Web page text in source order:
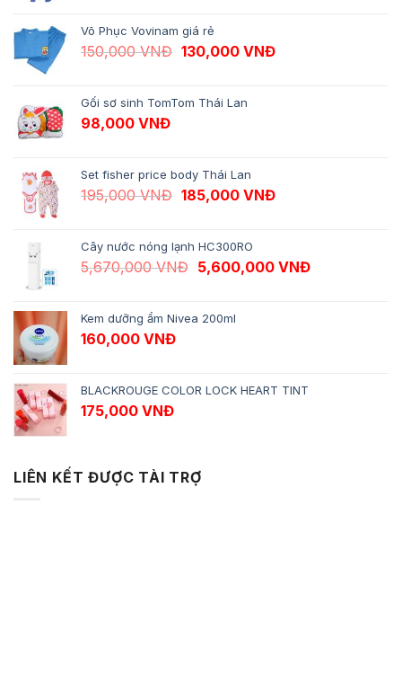
Võ Phục Vovinam giá rẻ
150,000VNĐ Giá gốc là: 150,000 VNĐ.
130,000 VNĐGiá hiện tại là:
Gối sơ sinh TomTom Thái Lan
98,000 VNĐ
Set fisher price body Thái Lan
195,000VNĐ Giá gốc là: 195,000 VNĐ.
185,000 VNĐGiá hiện tại là:
Cây nước nóng lạnh HC300RO
5,670,000VNĐ Giá gốc là: 5,670,000 VNĐ.
5,600,000 VNĐGiá hiện tại
Kem dưỡng ẩm Nivea 200ml
160,000 VNĐ
BLACKROUGE COLOR LOCK HEART TINT
175,000 VNĐ
LIÊN KẾT ĐƯỢC TÀI TRỢ